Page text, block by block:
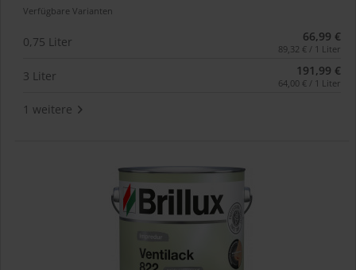
Verfügbare Varianten
0,75 Liter 66,99 €
89,32 € / 1 Liter
3 Liter 191,99 €
64,00 € / 1 Liter
1 weitere